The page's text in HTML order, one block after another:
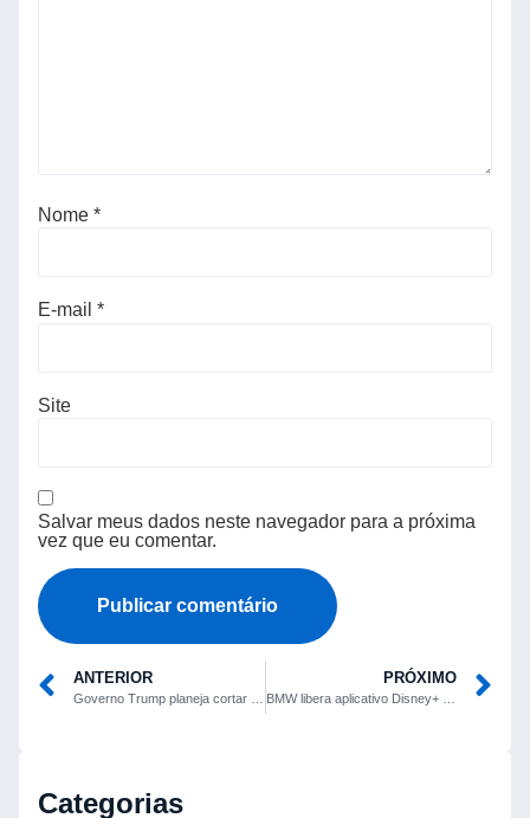
Nome *
E-mail *
Site
Salvar meus dados neste navegador para a próxima
vez que eu comentar.
ANTERIOR PRÓXIMO
Categorias